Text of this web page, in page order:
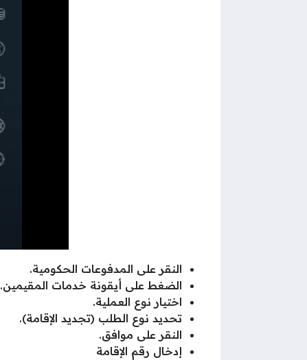
النقر على المدفوعات الحكومية.
الضغط على أيقونة خدمات المقيمين.
اختيار نوع العملية.
تحديد نوع الطلب (تجديد الإقامة).
النقر على موافق.
إدخال رقم الإقامة